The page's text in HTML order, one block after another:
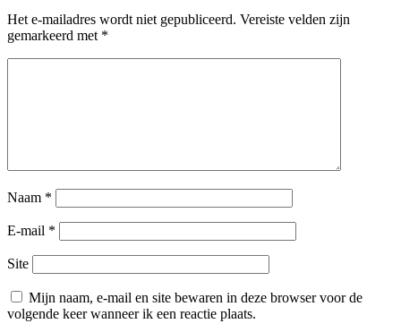
Het e-mailadres wordt niet gepubliceerd. Vereiste velden zijn
gemarkeerd met *
Naam *
E-mail *
Site
Mijn naam, e-mail en site bewaren in deze browser voor de
volgende keer wanneer ik een reactie plaats.